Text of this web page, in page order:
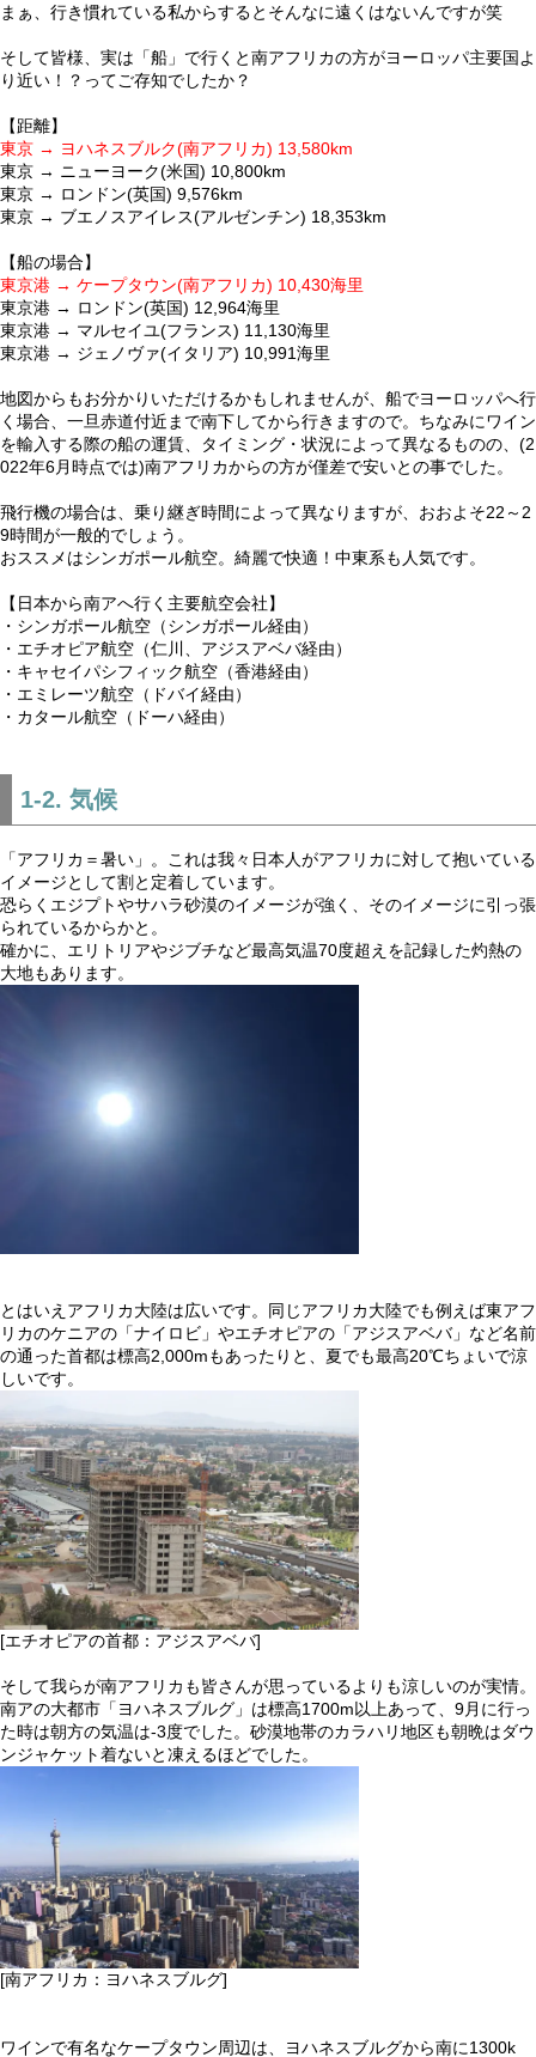
まぁ、行き慣れている私からするとそんなに遠くはないんですが笑
そして皆様、実は「船」で行くと南アフリカの方がヨーロッパ主要国よ
り近い！？ってご存知でしたか？
【距離】
東京 → ヨハネスブルク(南アフリカ) 13,580km
東京 → ニューヨーク(米国) 10,800km
東京 → ロンドン(英国) 9,576km
東京 → ブエノスアイレス(アルゼンチン) 18,353km
【船の場合】
東京港 → ケープタウン(南アフリカ) 10,430海里
東京港 → ロンドン(英国) 12,964海里
東京港 → マルセイユ(フランス) 11,130海里
東京港 → ジェノヴァ(イタリア) 10,991海里
地図からもお分かりいただけるかもしれませんが、船でヨーロッパへ行
く場合、一旦赤道付近まで南下してから行きますので。ちなみにワイン
を輸入する際の船の運賃、タイミング・状況によって異なるものの、(2
022年6月時点では)南アフリカからの方が僅差で安いとの事でした。
飛行機の場合は、乗り継ぎ時間によって異なりますが、おおよそ22～2
9時間が一般的でしょう。
おススメはシンガポール航空。綺麗で快適！中東系も人気です。
【日本から南アへ行く主要航空会社】
・シンガポール航空（シンガポール経由）
・エチオピア航空（仁川、アジスアベバ経由）
・キャセイパシフィック航空（香港経由）
・エミレーツ航空（ドバイ経由）
・カタール航空（ドーハ経由）
1-2. 気候
「アフリカ＝暑い」。これは我々日本人がアフリカに対して抱いている
イメージとして割と定着しています。
恐らくエジプトやサハラ砂漠のイメージが強く、そのイメージに引っ張
られているからかと。
確かに、エリトリアやジブチなど最高気温70度超えを記録した灼熱の
大地もあります。
とはいえアフリカ大陸は広いです。同じアフリカ大陸でも例えば東アフ
リカのケニアの「ナイロビ」やエチオピアの「アジスアベバ」など名前
の通った首都は標高2,000mもあったりと、夏でも最高20℃ちょいで涼
しいです。
[エチオピアの首都：アジスアベバ]
そして我らが南アフリカも皆さんが思っているよりも涼しいのが実情。
南アの大都市「ヨハネスブルグ」は標高1700m以上あって、9月に行っ
た時は朝方の気温は-3度でした。砂漠地帯のカラハリ地区も朝晩はダウ
ンジャケット着ないと凍えるほどでした。
[南アフリカ：ヨハネスブルグ]
ワインで有名なケープタウン周辺は、ヨハネスブルグから南に1300k